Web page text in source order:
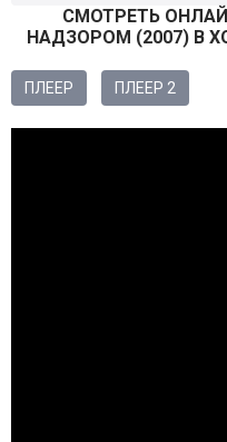
СМОТРEТЬ
НАДЗОРОМ (2007) В
ПЛЕЕР ПЛЕЕР 2